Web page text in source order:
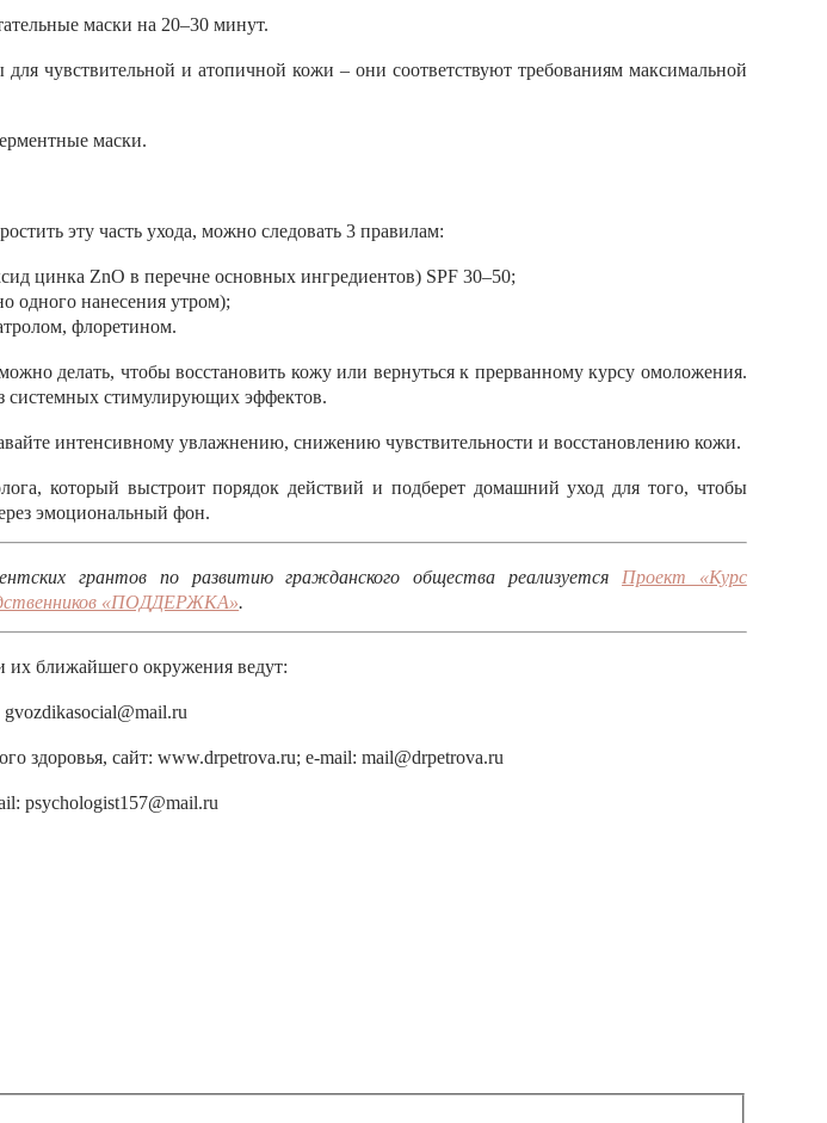
маски на 20–30 минут.
чувствительной и атопичной кожи – они соответствуют требованиям максимальной
маски.
эту часть ухода, можно следовать 3 правилам:
цинка ZnO в перечне основных ингредиентов) SPF 30–50;
одного нанесения утром);
флоретином.
делать, чтобы восстановить кожу или вернуться к прерванному курсу омоложения.
системных стимулирующих эффектов.
интенсивному увлажнению, снижению чувствительности и восстановлению кожи.
который выстроит порядок действий и подберет домашний уход для того, чтобы
эмоциональный фон.
грантов по развитию гражданского общества реализуется Проект «Курс
«ПОДДЕРЖКА».
их ближайшего окружения ведут:
gvozdikasocial@mail.ru
здоровья, сайт: www.drpetrova.ru; e-mail: mail@drpetrova.ru
psychologist157@mail.ru